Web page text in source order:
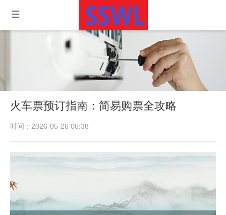
火车票预订指南：简易购票全攻略
时间：2026-05-26 06:38